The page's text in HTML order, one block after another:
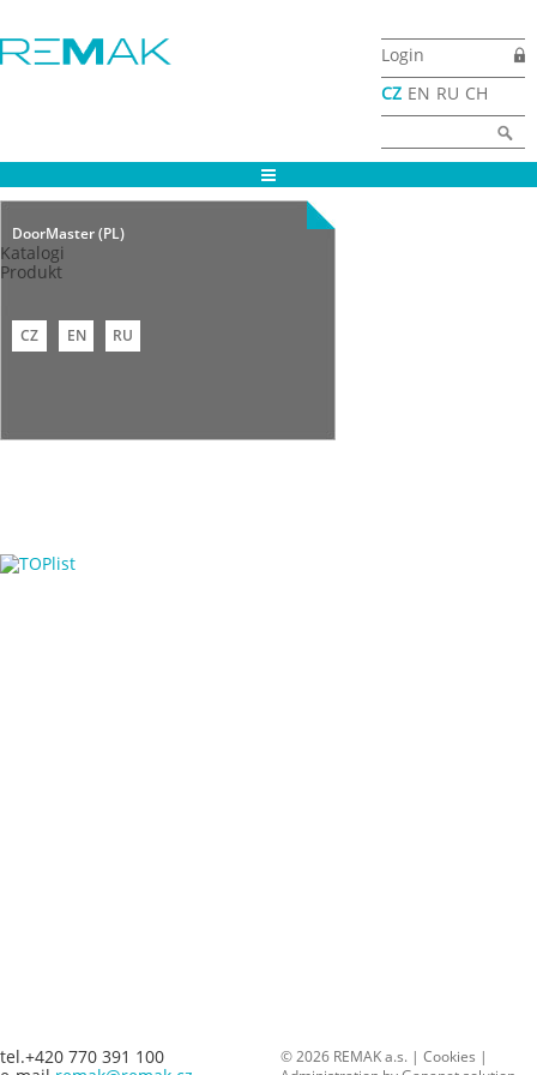
Login
CZ EN RU CH
wyszukiwania
DoorMaster (PL)
Katalogi
Produkt
CZ EN RU
tel.+420 770 391 100
© 2026 REMAK a.s. | Cookies |